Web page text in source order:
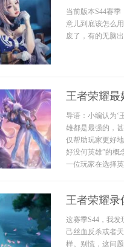
当前版本S44赛
意儿到底该怎么
废了，有的无脑
王者荣耀最
导语：小编认为‘
雄都是最强的，
仅帮助玩家更好
好没何英雄”的概
一位玩家在选择
王者荣耀录
这赛季S44，我
己丝血反杀或者
样。别慌，这问